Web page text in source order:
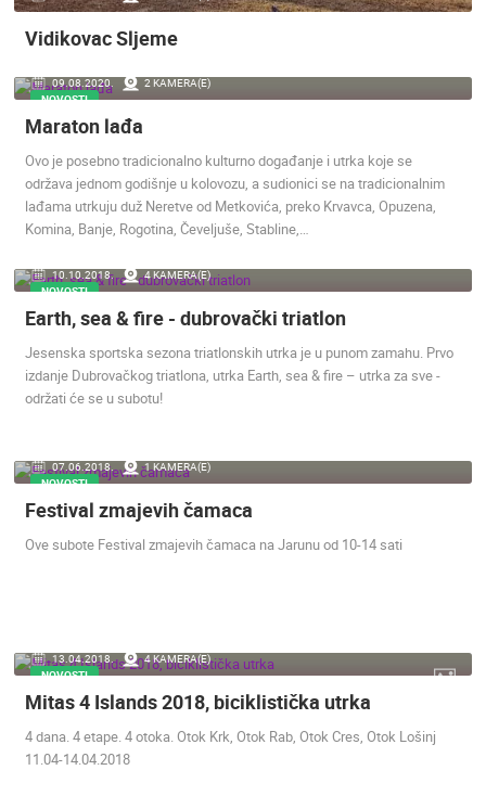
UŽIVO 0 GLEDATELJ(A)
MRKOPALJ SANJKALIŠTE ČELIMBAŠA
MRKOPALJ MRKOPALJ
KATEGORIJE KAMERA
HD - OKRETNE KAMERE GRADILIŠTA
PLAŽE MARINE I LUČICE ZOO
SPORT
Vidikovac Sljeme
09.08.2020.
2 KAMERA(E)
NOVOSTI
Maraton lađa
Ovo je posebno tradicionalno kulturno događanje i utrka koje se
održava jednom godišnje u kolovozu, a sudionici se na tradicionalnim
lađama utrkuju duž Neretve od Metkovića, preko Krvavca, Opuzena,
Komina, Banje, Rogotina, Čeveljuše, Stabline,…
10.10.2018.
4 KAMERA(E)
NOVOSTI
Earth, sea & fire - dubrovački triatlon
Jesenska sportska sezona triatlonskih utrka je u punom zamahu. Prvo
izdanje Dubrovačkog triatlona, utrka Earth, sea & fire – utrka za sve -
održati će se u subotu!
07.06.2018.
1 KAMERA(E)
NOVOSTI
Festival zmajevih čamaca
Ove subote Festival zmajevih čamaca na Jarunu od 10-14 sati
13.04.2018.
4 KAMERA(E)
NOVOSTI
Mitas 4 Islands 2018, biciklistička utrka
4 dana. 4 etape. 4 otoka. Otok Krk, Otok Rab, Otok Cres, Otok Lošinj
11.04-14.04.2018